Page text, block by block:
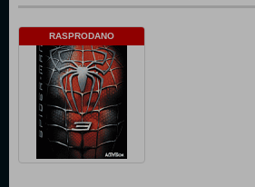
RASPRODANO